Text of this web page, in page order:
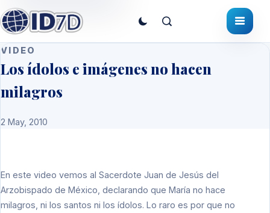
VIDEO
Los ídolos e imágenes no hacen
milagros
2 May, 2010
En este video vemos al Sacerdote Juan de Jesús del
Arzobispado de México, declarando que María no hace
milagros, ni los santos ni los ídolos. Lo raro es por que no